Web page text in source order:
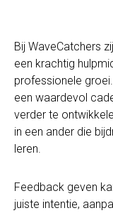
Bij WaveCatchers
een krachtig
professionele
een waardevol
verder te
in een ander die
leren.
Feedback geven
juiste intentie,